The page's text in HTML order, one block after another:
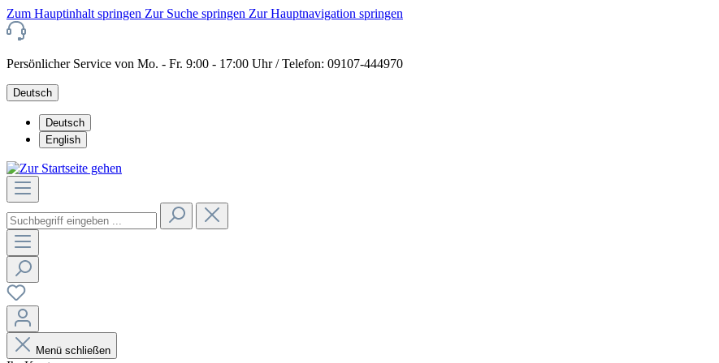
Zum Hauptinhalt springen Zur Suche springen Zur Hauptnavigation springen
Persönlicher Service von Mo. - Fr. 9:00 - 17:00 Uhr / Telefon: 09107-444970
Deutsch
Deutsch
English
Menü schließen